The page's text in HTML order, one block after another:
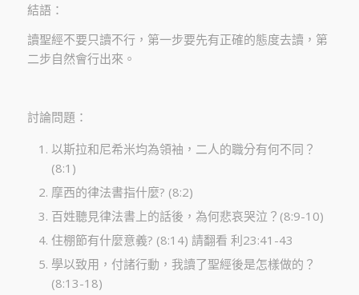
結語：
讀聖經不要只讀不行，第一步要先有正確的態度去讀，第
二步自然會行出來。
討論問題：
以斯拉和尼希米均為領袖，二人的職分有何不同？
(8:1)
摩西的律法書指什麼? (8:2)
百姓聽見律法書上的話後，為何悲哀哭泣？(8:9-10)
住棚節有什麼意義? (8:14) 請翻看 利23:41-43
學以致用，付諸行動，我讀了聖經後是怎樣做的？
(8:13-18)